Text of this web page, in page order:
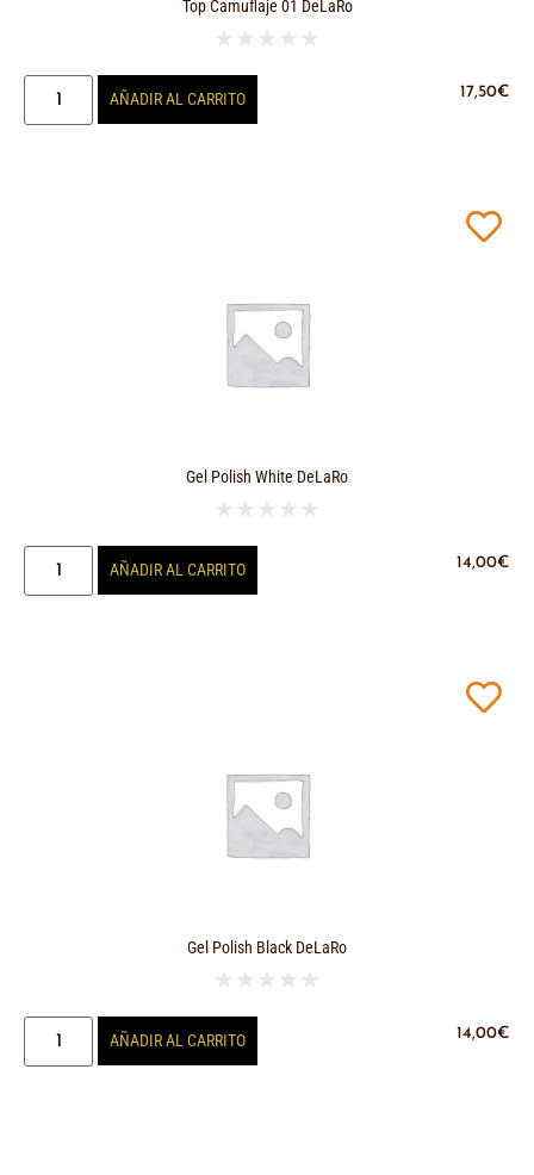
Top Camuflaje 01 DeLaRo
★ ★ ★ ★ ★
17,50€
AÑADIR AL CARRITO
Gel Polish White DeLaRo
★ ★ ★ ★ ★
14,00€
AÑADIR AL CARRITO
Gel Polish Black DeLaRo
★ ★ ★ ★ ★
14,00€
AÑADIR AL CARRITO